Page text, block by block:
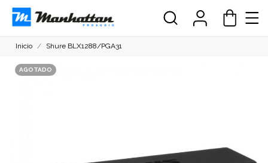
Inicio Shure BLX1288/PGA31
AGOTADO